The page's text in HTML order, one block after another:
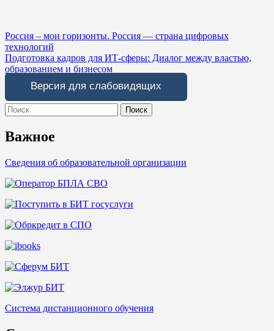
Навигация
по
записям
Россия – мои горизонты. Россия — страна цифровых
технологий
Подготовка кадров для ИТ-сферы: Диалог между властью,
образованием и бизнесом
Версия для слабовидящих
Search
for:
Важное
Сведения об образовательной организации
Система дистанционного обучения